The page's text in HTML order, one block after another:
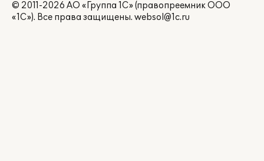
© 2011-2026 АО «Группа 1С» (правопреемник ООО
«1С»). Все права защищены. websol@1c.ru